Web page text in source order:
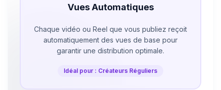
Vues Automatiques
Chaque vidéo ou Reel que vous publiez reçoit
automatiquement des vues de base pour
garantir une distribution optimale.
Idéal pour : Créateurs Réguliers